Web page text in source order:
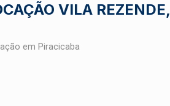
VILA REZENDE,
em Piracicaba